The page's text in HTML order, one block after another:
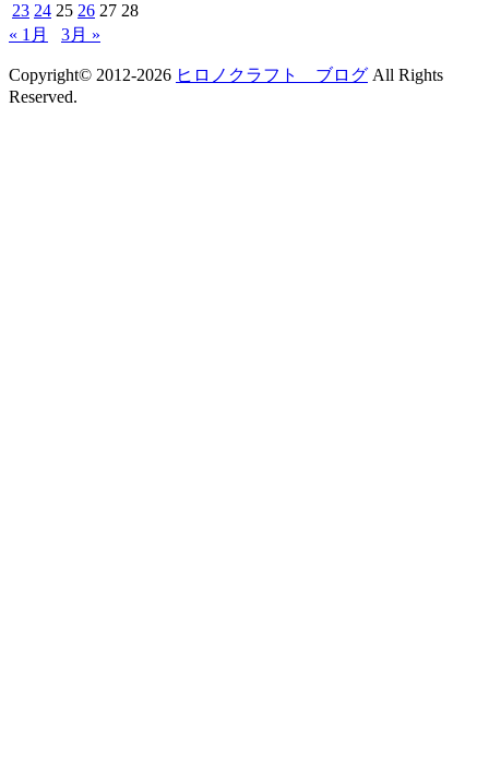
23 24 25 26 27 28
« 1月
3月 »
Copyright© 2012-2026 ヒロノクラフト ブログ All Rights
Reserved.